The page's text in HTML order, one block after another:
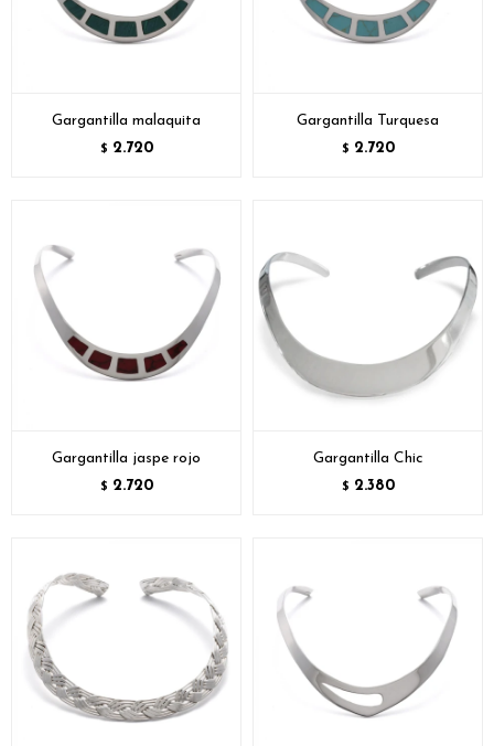
Gargantilla malaquita
$ 2.720
Gargantilla Turquesa
$ 2.720
Gargantilla jaspe rojo
$ 2.720
Gargantilla Chic
$ 2.380